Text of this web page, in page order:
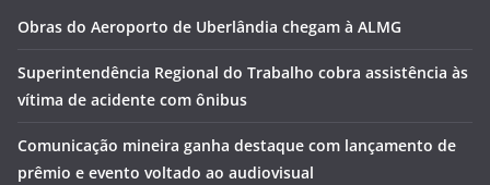
Obras do Aeroporto de Uberlândia chegam à ALMG
Superintendência Regional do Trabalho cobra assistência às
vítima de acidente com ônibus
Comunicação mineira ganha destaque com lançamento de
prêmio e evento voltado ao audiovisual